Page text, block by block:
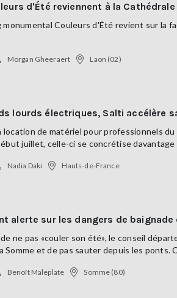
d'Été reviennent à la
monumental Couleurs d'Été revient sur la
Morgan Gheeraert Laon (02)
lourds électriques, Salti accélère
location de matériel pour professionnels
juillet, celle-ci se concrétise
Nadia Daki Hauts-de-France
alerte sur les dangers de baignade
ne pas «couler son été», le conseil
Somme et de pas sauter depuis les
Benoît Maleplate Somme (80)